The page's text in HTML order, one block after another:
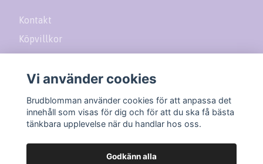
Kontakt
Köpvillkor
Prenumerera på vårt nyhetsbrev
Vi använder cookies
Brudblomman använder cookies för att anpassa det
innehåll som visas för dig och för att du ska få bästa
tänkbara upplevelse när du handlar hos oss.
Godkänn alla